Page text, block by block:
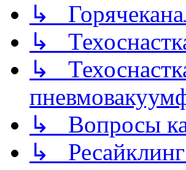
↳
↳
↳
↳ Вопросы
↳ Ресайклинг